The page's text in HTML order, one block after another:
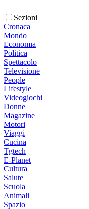
Sezioni
Cronaca
Mondo
Economia
Politica
Spettacolo
Televisione
People
Lifestyle
Videogiochi
Donne
Magazine
Motori
Viaggi
Cucina
Tgtech
E-Planet
Cultura
Salute
Scuola
Animali
Spazio